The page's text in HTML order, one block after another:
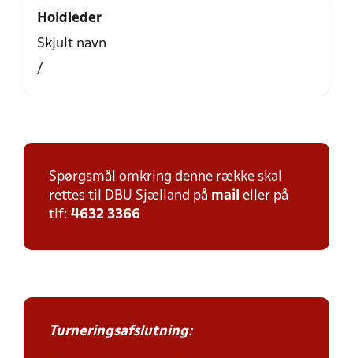
Holdleder
Skjult navn
/
Spørgsmål omkring denne række skal
rettes til DBU Sjælland på mail eller på
tlf: 4632 3366
Turneringsafslutning: